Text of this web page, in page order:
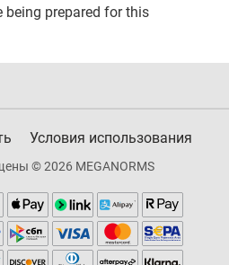
being prepared for this
Условия использования
© 2026 MEGANORMS